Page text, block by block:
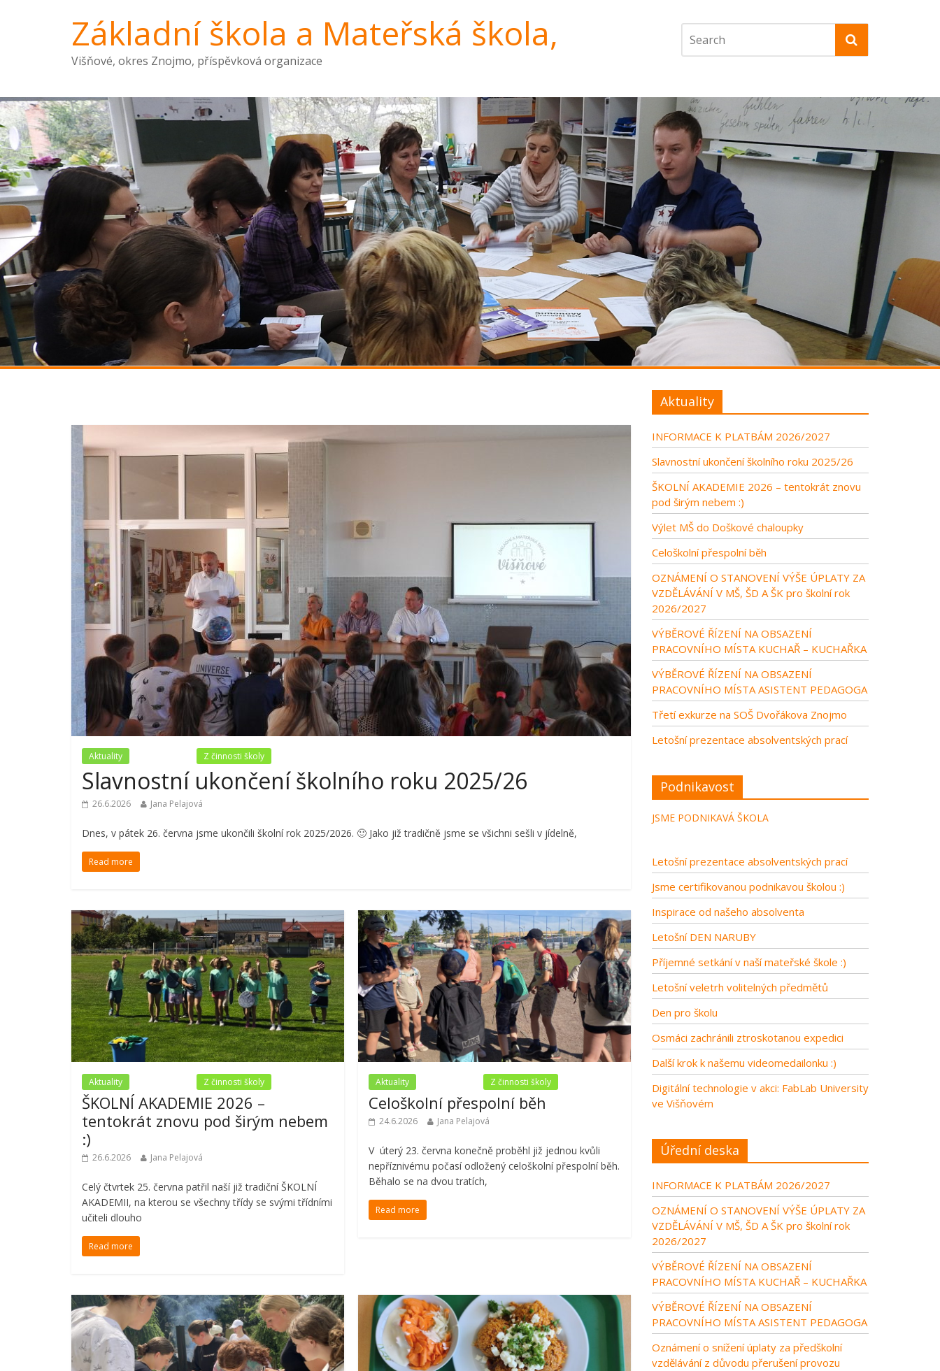
Základní škola a Mateřská škola,
Višňové, okres Znojmo, příspěvková organizace
Aktuality Z činnosti školy
Slavnostní ukončení školního roku 2025/26
26.6.2026 Jana Pelajová
Dnes, v pátek 26. června jsme ukončili školní rok 2025/2026. 🙂 Jako již tradičně jsme se všichni sešli v jídelně,
Read more
Aktuality Z činnosti školy
ŠKOLNÍ AKADEMIE 2026 –
tentokrát znovu pod širým nebem
:)
26.6.2026 Jana Pelajová
Celý čtvrtek 25. června patřil naší již tradiční ŠKOLNÍ
AKADEMII, na kterou se všechny třídy se svými třídními
učiteli dlouho
Read more
Aktuality Z činnosti školy
Celoškolní přespolní běh
24.6.2026 Jana Pelajová
V úterý 23. června konečně proběhl již jednou kvůli
nepříznivému počasí odložený celoškolní přespolní běh.
Běhalo se na dvou tratích,
Read more
Aktuality
INFORMACE K PLATBÁM 2026/2027
Slavnostní ukončení školního roku 2025/26
ŠKOLNÍ AKADEMIE 2026 – tentokrát znovu
pod širým nebem :)
Výlet MŠ do Doškové chaloupky
Celoškolní přespolní běh
OZNÁMENÍ O STANOVENÍ VÝŠE ÚPLATY ZA
VZDĚLÁVÁNÍ V MŠ, ŠD A ŠK pro školní rok
2026/2027
VÝBĚROVÉ ŘÍZENÍ NA OBSAZENÍ
PRACOVNÍHO MÍSTA KUCHAŘ – KUCHAŘKA
VÝBĚROVÉ ŘÍZENÍ NA OBSAZENÍ
PRACOVNÍHO MÍSTA ASISTENT PEDAGOGA
Třetí exkurze na SOŠ Dvořákova Znojmo
Letošní prezentace absolventských prací
Podnikavost
JSME PODNIKAVÁ ŠKOLA
Letošní prezentace absolventských prací
Jsme certifikovanou podnikavou školou :)
Inspirace od našeho absolventa
Letošní DEN NARUBY
Příjemné setkání v naší mateřské škole :)
Letošní veletrh volitelných předmětů
Den pro školu
Osmáci zachránili ztroskotanou expedici
Další krok k našemu videomedailonku :)
Digitální technologie v akci: FabLab University
ve Višňovém
Úřední deska
INFORMACE K PLATBÁM 2026/2027
OZNÁMENÍ O STANOVENÍ VÝŠE ÚPLATY ZA
VZDĚLÁVÁNÍ V MŠ, ŠD A ŠK pro školní rok
2026/2027
VÝBĚROVÉ ŘÍZENÍ NA OBSAZENÍ
PRACOVNÍHO MÍSTA KUCHAŘ – KUCHAŘKA
VÝBĚROVÉ ŘÍZENÍ NA OBSAZENÍ
PRACOVNÍHO MÍSTA ASISTENT PEDAGOGA
Oznámení o snížení úplaty za předškolní
vzdělávání z důvodu přerušení provozu